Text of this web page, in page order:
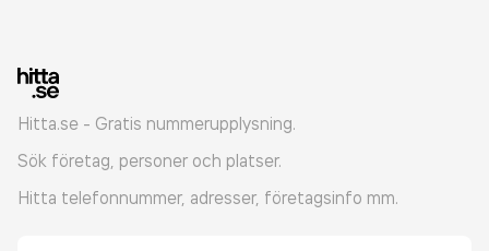
Hitta.se - Gratis nummerupplysning.
Sök företag, personer och platser.
Hitta telefonnummer, adresser, företagsinfo mm.